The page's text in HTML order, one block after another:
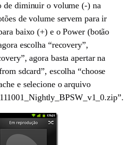
de diminuir o volume (-) na
de volume servem para ir
baixo (+) e o Power (botão
escolha “recovery”,
agora basta apertar na
sdcard”, escolha “choose
e selecione o arquivo